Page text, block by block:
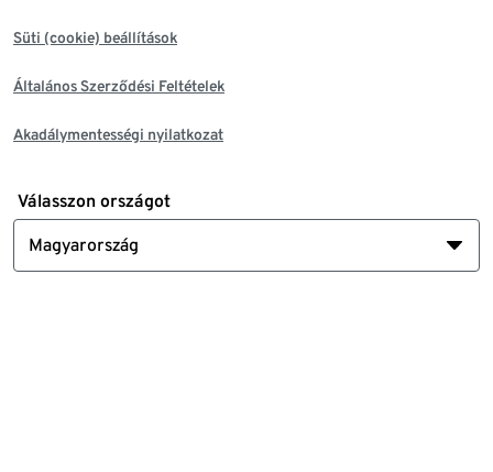
Süti (cookie) beállítások
Általános Szerződési Feltételek
Akadálymentességi nyilatkozat
Válasszon országot
Magyarország